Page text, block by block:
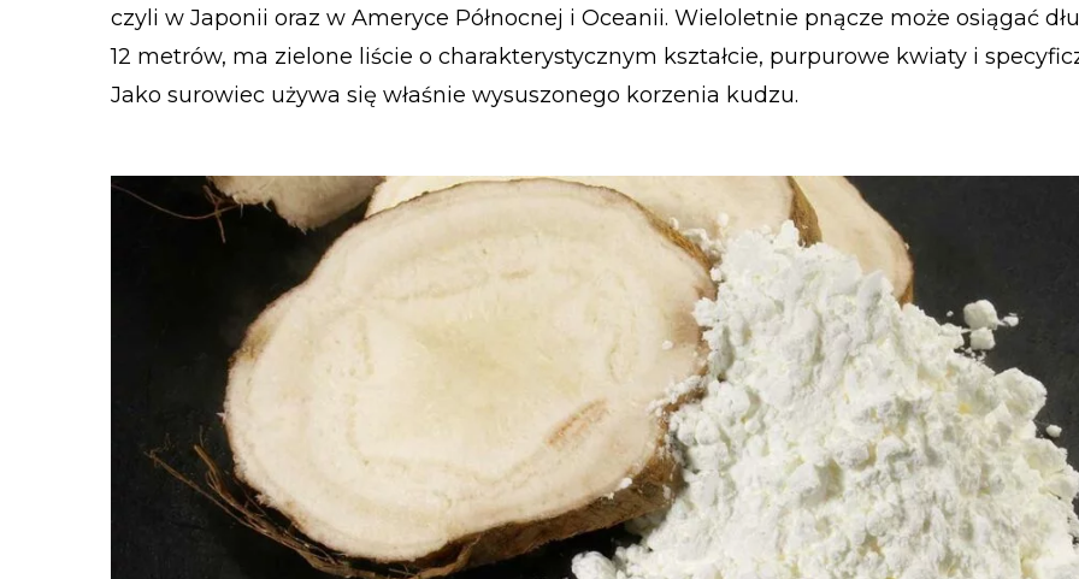
czyli w Japonii oraz w Ameryce Północnej i Oceanii. Wieloletnie pnącze może osiągać
12 metrów, ma zielone liście o charakterystycznym kształcie, purpurowe kwiaty i
Jako surowiec używa się właśnie wysuszonego korzenia kudzu.